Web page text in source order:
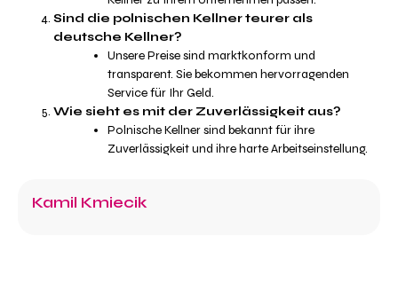
Sind die polnischen Kellner teurer als
deutsche Kellner?
Unsere Preise sind marktkonform und
transparent. Sie bekommen hervorragenden
Service für Ihr Geld.
Wie sieht es mit der Zuverlässigkeit aus?
Polnische Kellner sind bekannt für ihre
Zuverlässigkeit und ihre harte Arbeitseinstellung.
Kamil Kmiecik